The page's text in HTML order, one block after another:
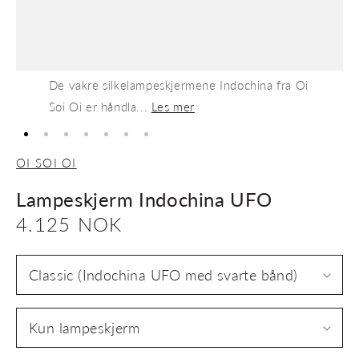
De vakre silkelampeskjermene Indochina fra Oi
Soi Oi er håndla... Les mer
OI SOI OI
Lampeskjerm Indochina UFO
Vanlig
pris
4.125 NOK